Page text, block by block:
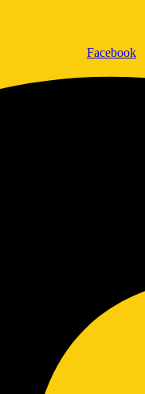
Facebook